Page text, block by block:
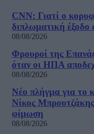
CNN: Γιατί ο
διπλωματική έξοδο
08/08/2026
Φρουροί της
όταν οι ΗΠΑ
08/08/2026
Νέο πλήγμα για το
Νίκος
φίμωση
08/08/2026